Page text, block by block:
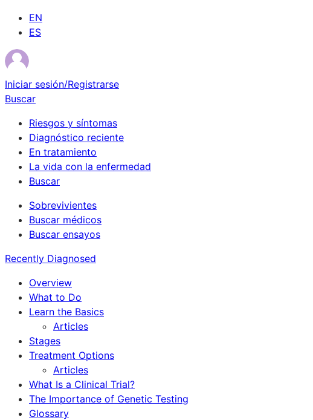
EN
ES
Iniciar sesión/Registrarse
Buscar
Riesgos y síntomas
Diagnóstico reciente
En tratamiento
La vida con la enfermedad
Buscar
Sobrevivientes
Buscar médicos
Buscar ensayos
Recently Diagnosed
Overview
What to Do
Learn the Basics
Articles
Stages
Treatment Options
Articles
What Is a Clinical Trial?
The Importance of Genetic Testing
Glossary